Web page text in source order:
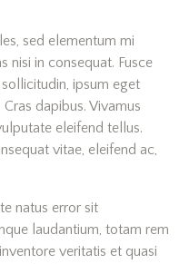
sed elementum mi
nisi in consequat. Fusce
ipsum eget
dapibus. Vivamus
eleifend tellus.
vitae, eleifend ac,
natus error sit
laudantium, totam rem
veritatis et quasi